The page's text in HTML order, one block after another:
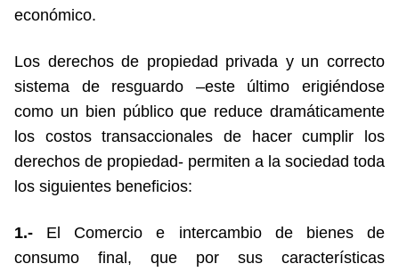
económico.
Los derechos de propiedad privada y un correcto
sistema de resguardo –este último erigiéndose
como un bien público que reduce dramáticamente
los costos transaccionales de hacer cumplir los
derechos de propiedad- permiten a la sociedad toda
los siguientes beneficios:
1.- El Comercio e intercambio de bienes de
consumo final, que por sus características